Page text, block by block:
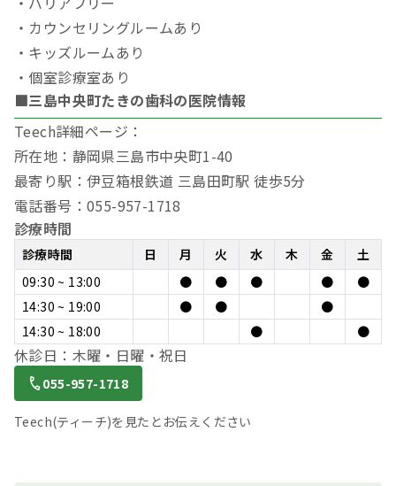
・カウンセリングルームあり
・キッズルームあり
・個室診療室あり
■三島中央町たきの歯科の医院情報
Teech詳細ページ：
所在地：静岡県三島市中央町1-40
最寄り駅：伊豆箱根鉄道 三島田町駅 徒歩5分
電話番号：055-957-1718
診療時間
診療時間 日 月 火 水 木 金
土
09:30 ~ 13:00
● ● ● ●
●
14:30 ~ 19:00
● ●
●
14:30 ~ 18:00
● ●
休診日：木曜・日曜・祝日
055-957-1718
Teech(ティーチ)を見たとお伝えください